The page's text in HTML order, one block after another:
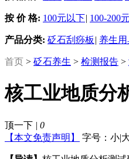
按 价 格: 100元以下| 100-200元
产品分类: 砭石刮痧板 | 养生
首页 > 砭石养生 > 检测报告 >
核工业地质分
顶一下 | 0
【本文免责声明】
字号： 小|